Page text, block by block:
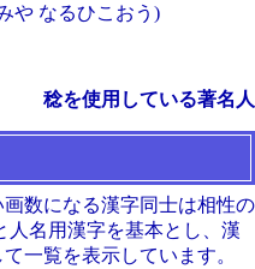
や なるひこおう)
稔を使用している著名人
数になる漢字同士は相性の
人名用漢字を基本とし、漢
一覧を表示しています。